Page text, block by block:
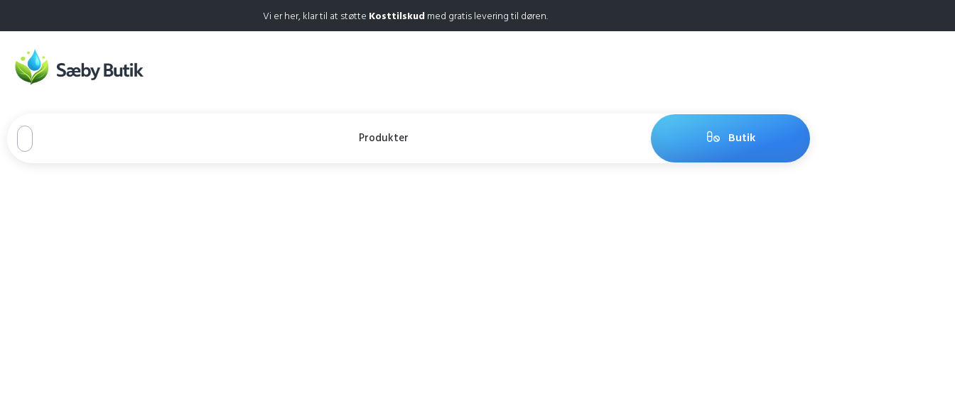
Vi er her, klar til at støtte Kosttilskudmed gratis levering til døren.
Produkter Butik